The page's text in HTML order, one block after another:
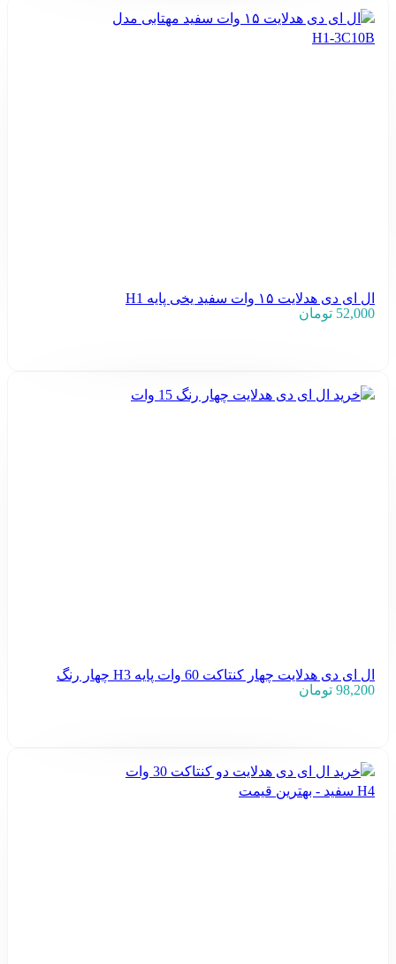
ال ای دی هدلایت ۱۵ وات سفید یخی پایه H1
52,000 تومان
ال ای دی هدلایت چهار کنتاکت 60 وات پایه H3 چهار رنگ
98,200 تومان